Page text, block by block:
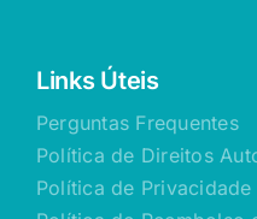
Links Úteis
Perguntas Frequentes
Política de Direitos
Política de Privacidade